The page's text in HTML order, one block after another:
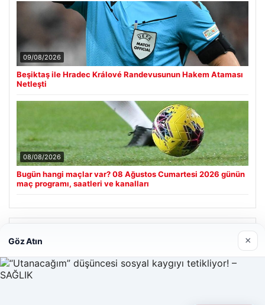
09/08/2026
Beşiktaş ile Hradec Králové Randevusunun Hakem Ataması
Netleşti
08/08/2026
Bugün hangi maçlar var? 08 Ağustos Cumartesi 2026 günün
maç programı, saatleri ve kanalları
Enes Kaplan Avukatlık Bürosu
28/04/2026
Göz Atın ×